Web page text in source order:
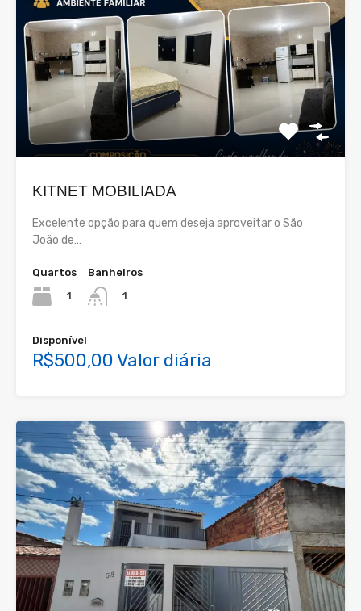
KITNET MOBILIADA
Excelente opção para quem deseja aproveitar o São
João de…
Quartos
1
Banheiros
1
Disponível
R$500,00 Valor diária